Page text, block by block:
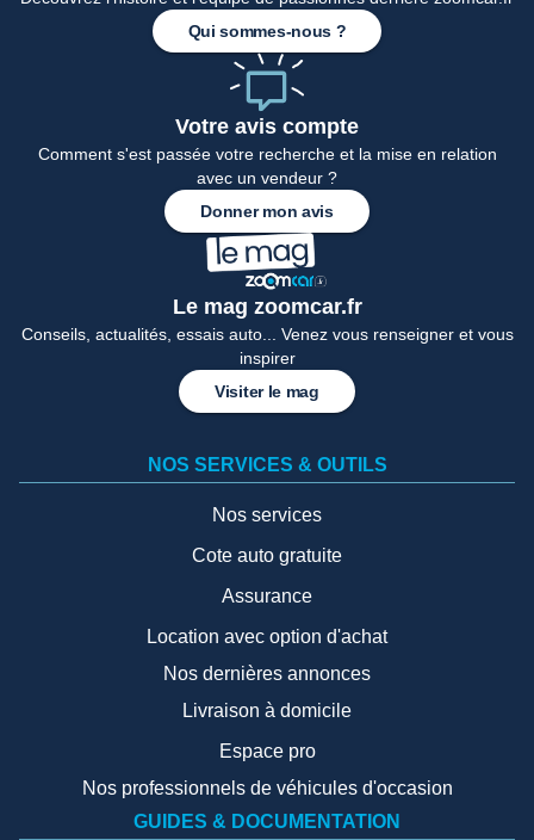
Qui sommes-nous ?
Votre avis compte
Comment s'est passée votre recherche et la mise en relation
avec un vendeur ?
Donner mon avis
Le mag zoomcar.fr
Conseils, actualités, essais auto... Venez vous renseigner et vous
inspirer
Visiter le mag
NOS SERVICES & OUTILS
Nos services
Cote auto gratuite
Assurance
Location avec option d'achat
Nos dernières annonces
Livraison à domicile
Espace pro
Nos professionnels de véhicules d'occasion
GUIDES & DOCUMENTATION